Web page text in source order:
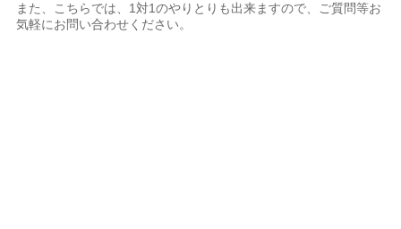
また、こちらでは、1対1のやりとりも出来ますので、ご質問等お
気軽にお問い合わせください。